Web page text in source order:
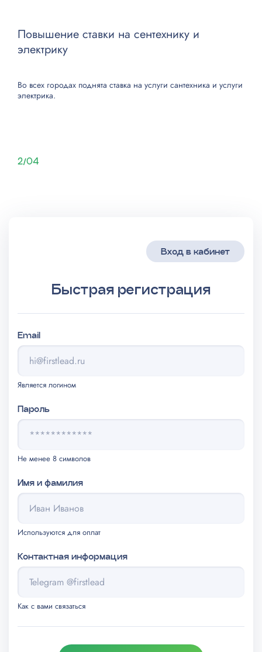
Повышение ставки на сентехнику и
электрику
Во всех городах поднята ставка на услуги сантехника и услуги
электрика.
2/04
Быстрая регистрация
Вход в кабинет
Email
Является логином
Пароль
Не менее 8 символов
Имя и фамилия
Используются для оплат
Контактная информация
Как с вами связаться